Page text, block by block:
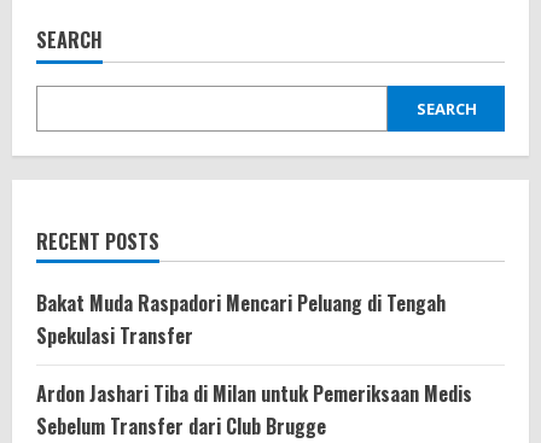
SEARCH
SEARCH
RECENT POSTS
Bakat Muda Raspadori Mencari Peluang di Tengah
Spekulasi Transfer
Ardon Jashari Tiba di Milan untuk Pemeriksaan Medis
Sebelum Transfer dari Club Brugge